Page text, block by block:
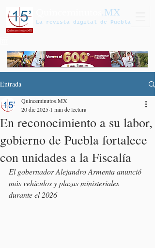
.MX
La revista digital de Puebla
Entrada
En reconocimiento a su labor,
gobierno de Puebla fortalece
con unidades a la Fiscalía
Quinceminutos.MX
20 dic 2025 1 min de lectura
El gobernador Alejandro Armenta anunció
más vehículos y plazas ministeriales
durante el 2026